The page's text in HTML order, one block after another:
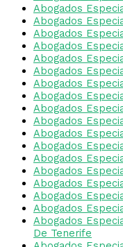
Abogados
Abogados
Abogados
Abogados
Abogados
Abogados
Abogados
Abogados
Abogados
Abogados
Abogados
Abogados
Abogados
Abogados
Abogados
Abogados
Abogados
Abogados
De Tenerife